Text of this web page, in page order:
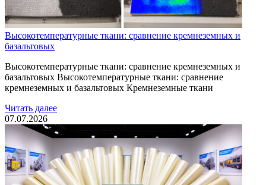
Высокотемпературные ткани: сравнение кремнеземных и
базальтовых
Высокотемпературные ткани: сравнение кремнеземных и
базальтовых Высокотемпературные ткани: сравнение
кремнеземных и базальтовых Кремнеземные ткани
Читать далее
07.07.2026